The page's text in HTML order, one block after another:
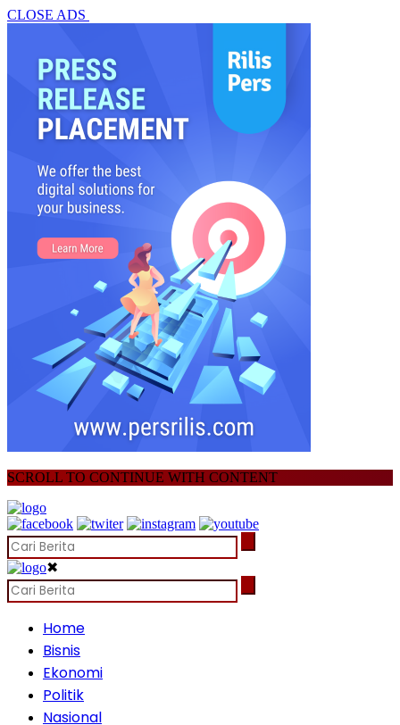
CLOSE ADS
SCROLL TO CONTINUE WITH CONTENT
✖
Home
Bisnis
Ekonomi
Politik
Nasional